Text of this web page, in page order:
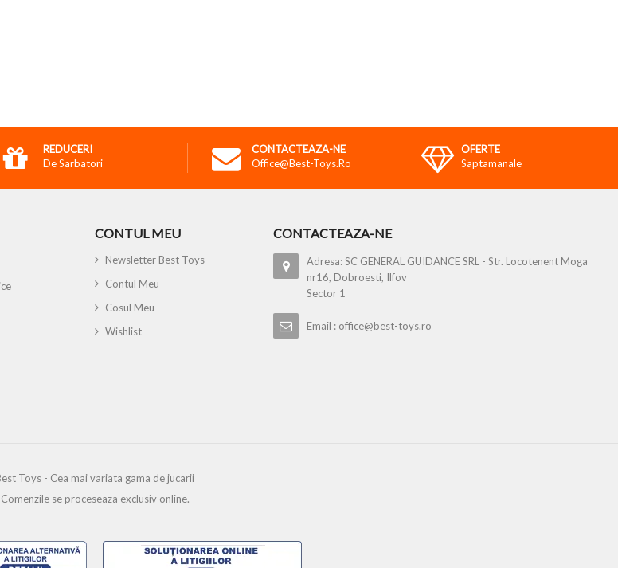
REDUCERI
De Sarbatori
CONTACTEAZA-NE
Office@best-Toys.ro
OFERTE
Saptamanale
CONTUL MEU
Newsletter Best Toys
Contul Meu
Cosul Meu
Wishlist
CONTACTEAZA-NE
Adresa: SC GENERAL GUIDANCE SRL - Str. Locotenent Moga
nr16, Dobroesti, Ilfov
Sector 1
Email : office@best-toys.ro
Toys - Cea mai variata gama de jucarii
Comenzile se proceseaza exclusiv online.